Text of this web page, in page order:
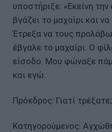
υποστήριξε: «Εκείνη
βγάζει το μαχαίρι και
Έτρεξα να τους
έβγαλε το μαχαίρι. Ο
είσοδο. Μου φώναξε
και εγώ.
Πρόεδρος: Γιατί τρέξατε;
Κατηγορούμενος: